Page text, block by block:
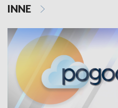
INNE